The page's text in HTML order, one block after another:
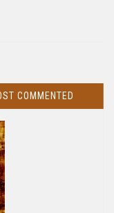
COMMENTED